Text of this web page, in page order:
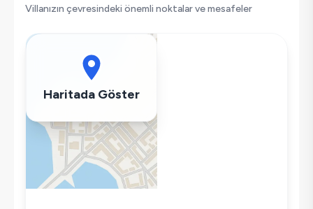
Korunaklı Havuz
Bulaşık Makinesi
Çamaşır Makinesi
Wifi / İnternet
Kettle
Korunaklı Havuz
Ütü
Villanızın çevresindeki önemli noktalar ve mesafeler
Haritada Göster